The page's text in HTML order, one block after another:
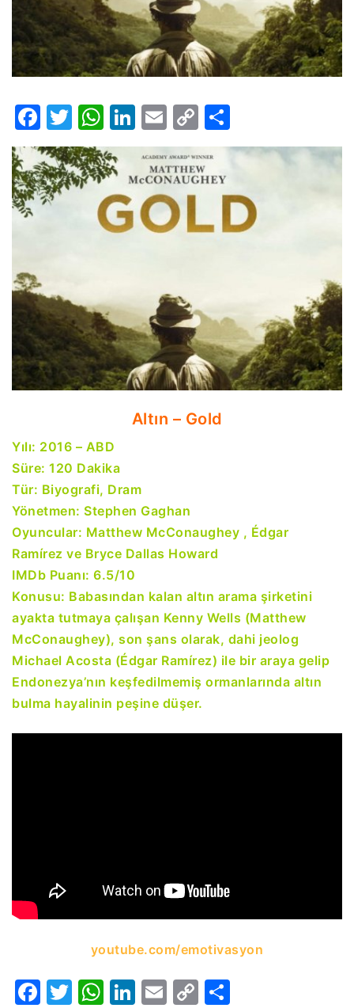
Facebook
Twitter
WhatsApp
LinkedIn
Email
Copy
Link
Altın – Gold
Yılı: 2016 – ABD
Süre: 120 Dakika
Tür: Biyografi, Dram
Yönetmen: Stephen Gaghan
Oyuncular: Matthew McConaughey , Édgar
Ramírez ve Bryce Dallas Howard
IMDb Puanı: 6.5/10
Konusu: Babasından kalan altın arama şirketini
ayakta tutmaya çalışan Kenny Wells (Matthew
McConaughey), son şans olarak, dahi jeolog
Michael Acosta (Édgar Ramírez) ile bir araya gelip
Endonezya’nın keşfedilmemiş ormanlarında altın
bulma hayalinin peşine düşer.
youtube.com/emotivasyon
Facebook
Twitter
WhatsApp
LinkedIn
Email
Copy